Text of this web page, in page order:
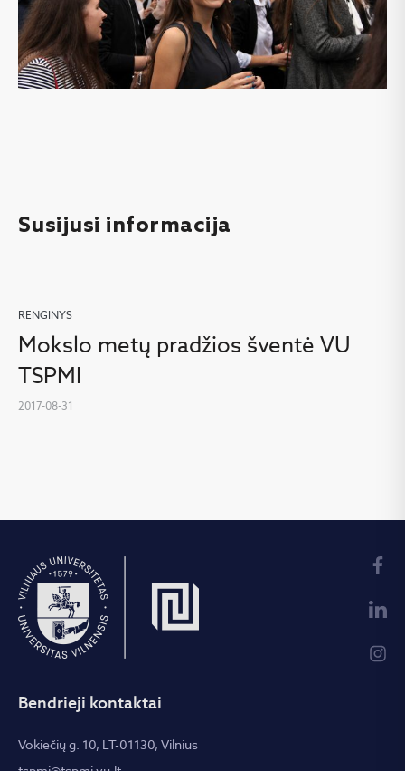
Susijusi informacija
RENGINYS
Mokslo metų pradžios šventė VU
TSPMI
2017-08-31
Bendrieji kontaktai
Vokiečių g. 10, LT-01130, Vilnius